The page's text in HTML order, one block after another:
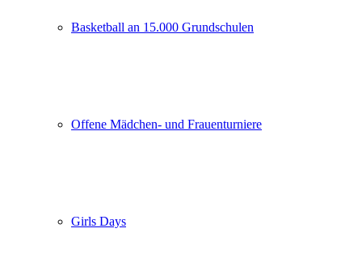
Basketball an 15.000 Grundschulen
Offene Mädchen- und Frauenturniere
Girls Days